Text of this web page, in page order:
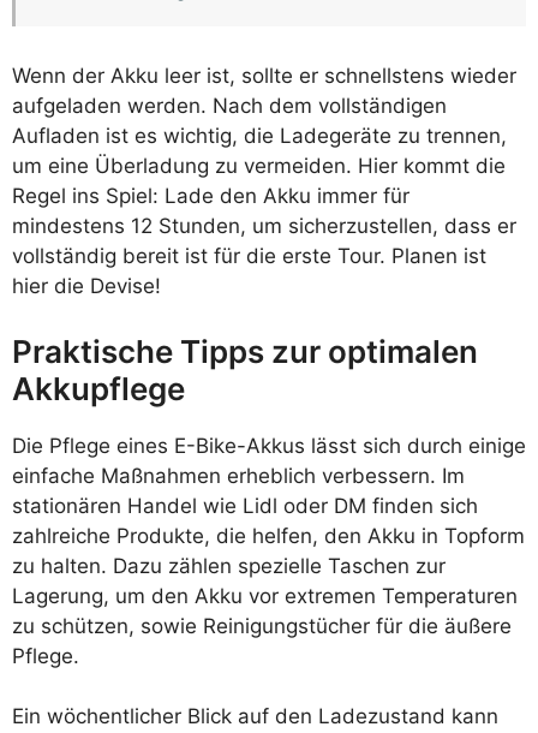
Wenn der Akku leer ist, sollte er schnellstens wieder
aufgeladen werden. Nach dem vollständigen
Aufladen ist es wichtig, die Ladegeräte zu trennen,
um eine Überladung zu vermeiden. Hier kommt die
Regel ins Spiel: Lade den Akku immer für
mindestens 12 Stunden, um sicherzustellen, dass er
vollständig bereit ist für die erste Tour. Planen ist
hier die Devise!
Praktische Tipps zur optimalen
Akkupflege
Die Pflege eines E-Bike-Akkus lässt sich durch einige
einfache Maßnahmen erheblich verbessern. Im
stationären Handel wie Lidl oder DM finden sich
zahlreiche Produkte, die helfen, den Akku in Topform
zu halten. Dazu zählen spezielle Taschen zur
Lagerung, um den Akku vor extremen Temperaturen
zu schützen, sowie Reinigungstücher für die äußere
Pflege.
Ein wöchentlicher Blick auf den Ladezustand kann